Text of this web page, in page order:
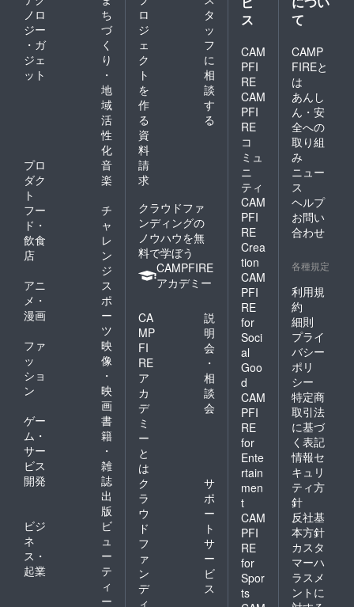
トレー
ナーへ
も可能
（１日3
回ま
で） ※
詳細は
メール
にて調
整いた
しま
す。 ※
有効期
限は、
2024年
9月～
2025年
8月まで
ノロ
ジー
・ガ
ジェ
ット
ち
づ
く
り
・
地
域
活
性
化
プロ
ダク
ト
音
楽
フー
ド・
飲食
店
チ
ャ
レ
ン
ジ
アニ
メ・
漫画
ス
ポ
ー
ツ
ファ
ッ
ショ
ン
映
像
・
映
画
ゲー
ム・
サー
ビス
開発
書
籍
・
雑
誌
出
版
ビジ
ネ
ス・
起業
ビ
ュ
ー
テ
ィ
ー
ロ
ジ
ェ
ク
ト
を
作
る
タ
ッ
フ
に
相
談
す
る
資
料
請
求
クラウドファ
ンディングの
ノウハウを無
料で学ぼう
CAMPFIRE
アカデミー
CA
MP
FI
RE
ア
カ
デ
ミ
ー
と
は
説
明
会
・
相
談
会
ク
ラ
ウ
ド
フ
ァ
ン
デ
ィ
サ
ポ
ー
ト
サ
ー
ビ
ス
ス
CAM
PFI
RE
CAM
PFI
RE
コ
ミュ
ニ
ティ
CAM
PFI
RE
Crea
tion
CAM
PFI
RE
for
Soci
al
Goo
d
CAM
PFI
RE
for
Ente
rtain
men
t
CAM
PFI
RE
for
Spor
ts
て
CAMP
FIREと
は
あんし
ん・安
全への
取り組
み
ニュー
ス
ヘルプ
お問い
合わせ
各種規定
利用規
約
細則
プライ
バシー
ポリ
シー
特定商
取引法
に基づ
く表記
情報セ
キュリ
ティ方
針
反社基
本方針
カスタ
マーハ
ラスメ
ントに